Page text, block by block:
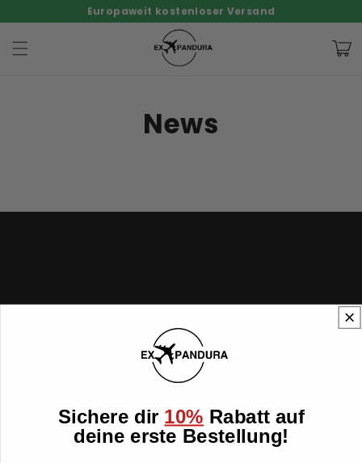
content
100 Tage Geld-zurück-Garantie
Europaweit kostenloser Versand
35% Sommer-Rabatt — nur für kurze Zeit
Cart
News
emails
Join our email list for exclusive offers and the
latest news.
Email
Sichere dir 10% Rabatt auf
deine erste Bestellung!